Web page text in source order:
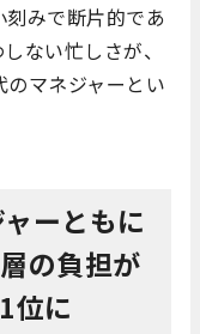
みで断片的であ
ない忙しさが、
マネジャーとい
ーともに
の負担が
位に